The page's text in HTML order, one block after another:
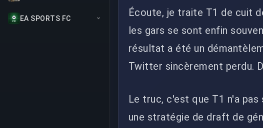
EA SPORTS FC
Écoute, je traite T1 de cuit
les gars se sont enfin
résultat a été un
Twitter sincèrement perdu.
Le truc, c'est que T1 n'a
une stratégie de draft de